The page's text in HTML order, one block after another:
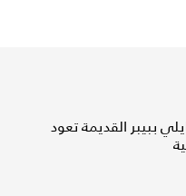
ببيبر القديمة تعود